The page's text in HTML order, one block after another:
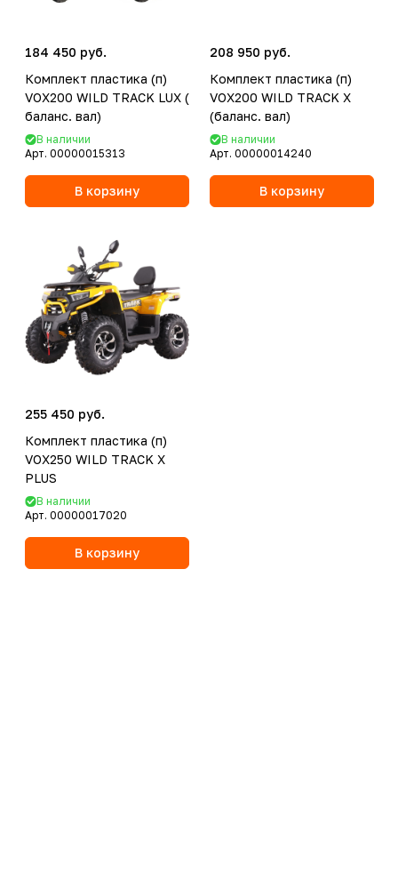
184 450 руб.
Комплект пластика (п)
VOX200 WILD TRACK LUX (
баланс. вал)
В наличии
Арт. 00000015313
В корзину
208 950 руб.
Комплект пластика (п)
VOX200 WILD TRACK X
(баланс. вал)
В наличии
Арт. 00000014240
В корзину
255 450 руб.
Комплект пластика (п)
VOX250 WILD TRACK X
PLUS
В наличии
Арт. 00000017020
В корзину